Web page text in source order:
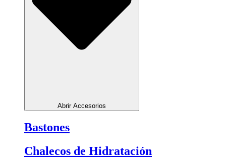
Abrir Accesorios
Bastones
Chalecos de Hidratación